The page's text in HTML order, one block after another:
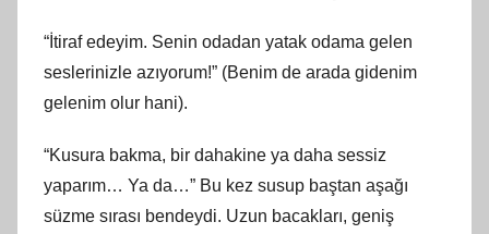
“İtiraf edeyim. Senin odadan yatak odama gelen
seslerinizle azıyorum!” (Benim de arada gidenim
gelenim olur hani).
“Kusura bakma, bir dahakine ya daha sessiz
yaparım… Ya da…” Bu kez susup baştan aşağı
süzme sırası bendeydi. Uzun bacakları, geniş